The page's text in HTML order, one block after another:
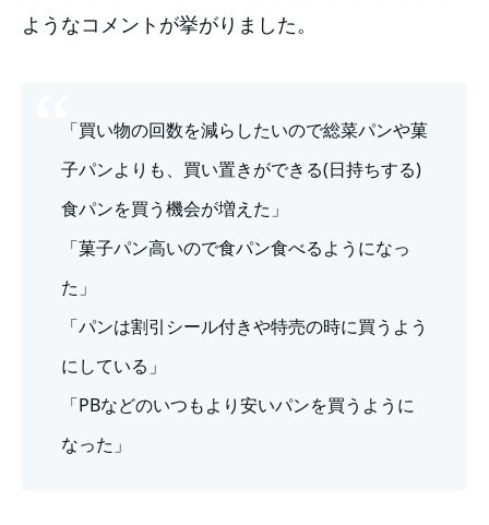
ようなコメントが挙がりました。
「買い物の回数を減らしたいので総菜パンや菓
子パンよりも、買い置きができる(日持ちする)
食パンを買う機会が増えた」
「菓子パン高いので食パン食べるようになっ
た」
「パンは割引シール付きや特売の時に買うよう
にしている」
「PBなどのいつもより安いパンを買うように
なった」